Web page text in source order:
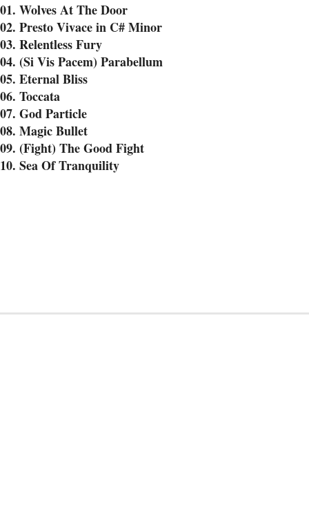
01. Wolves At The Door
02. Presto Vivace in C# Minor
03. Relentless Fury
04. (Si Vis Pacem) Parabellum
05. Eternal Bliss
06. Toccata
07. God Particle
08. Magic Bullet
09. (Fight) The Good Fight
10. Sea Of Tranquility